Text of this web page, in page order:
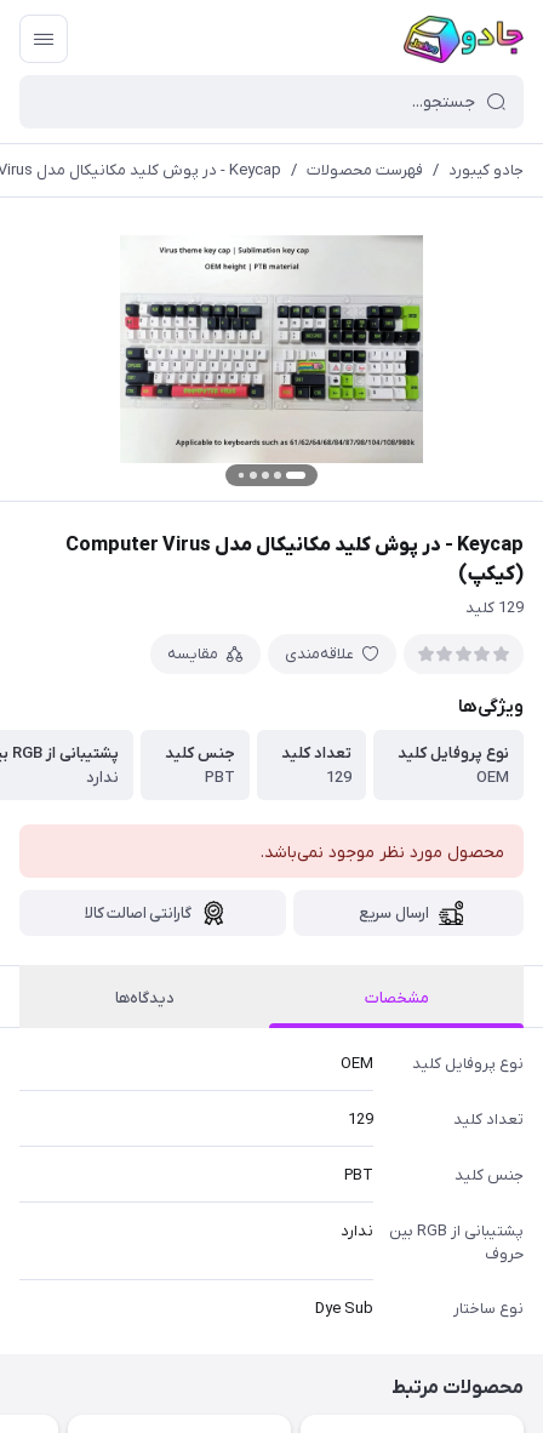
جادو کیبورد / فهرست محصولات / Keycap - در پوش کلید مکانیکال مدل Computer Virus (کیکپ)
Keycap - در پوش کلید مکانیکال مدل Computer Virus
(کیکپ)
129 کلید
علاقه‌مندی مقایسه
ویژگی‌ها
نوع پروفایل کلید
OEM
تعداد کلید
129
جنس کلید
PBT
پشتیبانی از RGB بین حروف
ندارد
محصول مورد نظر موجود نمی‌باشد.
ارسال سریع گارانتی اصالت کالا
مشخصات دیدگاه‌ها
نوع پروفایل کلید OEM
تعداد کلید 129
جنس کلید PBT
پشتیبانی از RGB بین
حروف
ندارد
نوع ساختار Dye Sub
محصولات مرتبط